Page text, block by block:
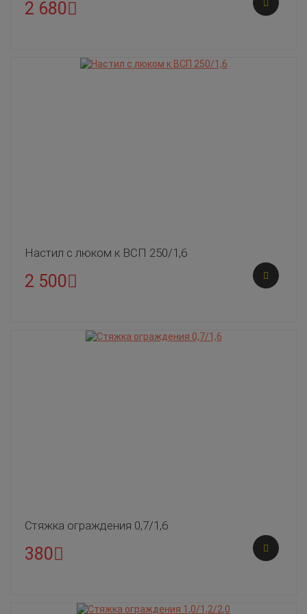
2 680
Настил с люком к ВСП 250/1,6
2 500
Стяжка ограждения 0,7/1,6
380